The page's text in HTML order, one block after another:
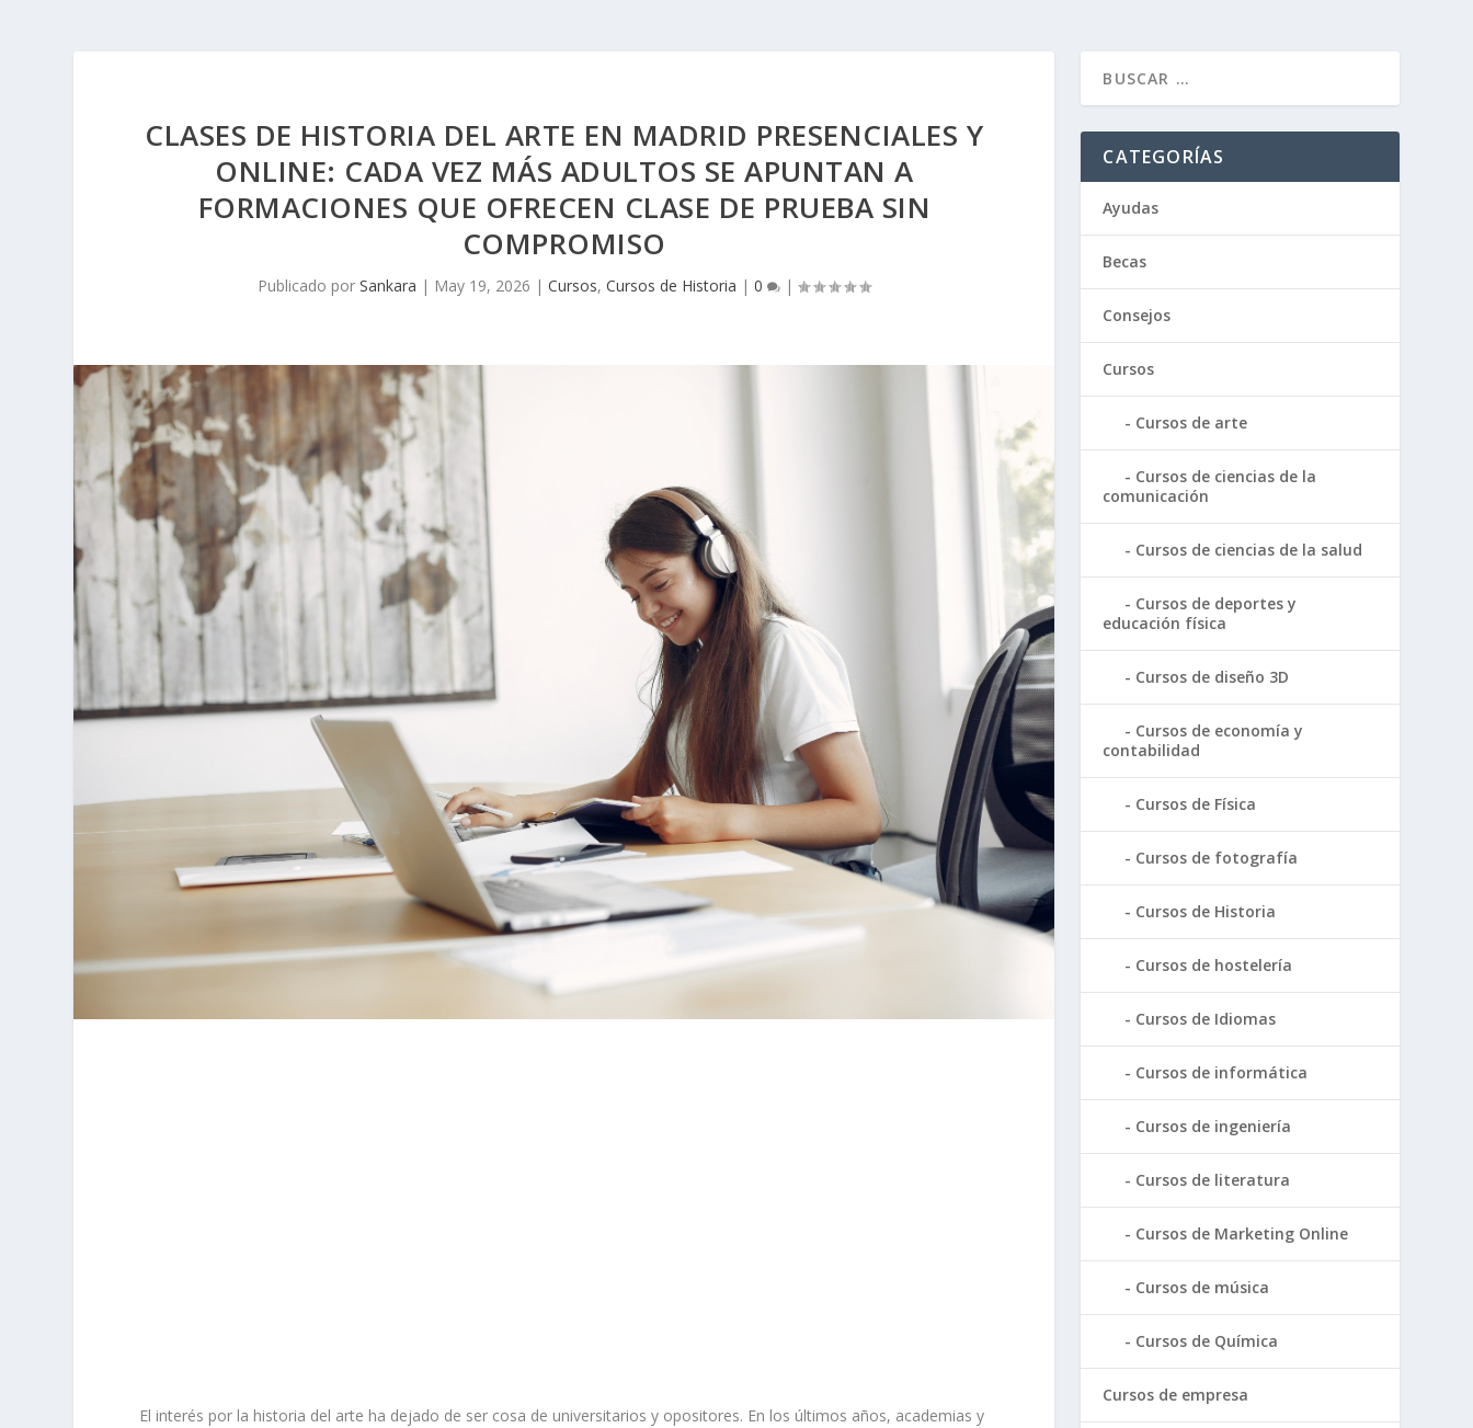
CLASES DE HISTORIA DEL ARTE EN MADRID PRESENCIALES Y
ONLINE: CADA VEZ MÁS ADULTOS SE APUNTAN A
FORMACIONES QUE OFRECEN CLASE DE PRUEBA SIN
COMPROMISO
Publicado porSankara | May 19, 2026 |Cursos,Cursos de Historia |0 |
El interés por la historia del arte ha dejado de ser cosa de universitarios y opositores. En los últimos años, academias y
CATEGORÍAS
Ayudas
Becas
Consejos
Cursos
Cursos de arte
Cursos de ciencias de la
comunicación
Cursos de ciencias de la salud
Cursos de deportes y
educación física
Cursos de diseño 3D
Cursos de economía y
contabilidad
Cursos de Física
Cursos de fotografía
Cursos de Historia
Cursos de hostelería
Cursos de Idiomas
Cursos de informática
Cursos de ingeniería
Cursos de literatura
Cursos de Marketing Online
Cursos de música
Cursos de Química
Cursos de empresa